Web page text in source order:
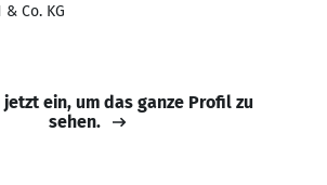
Co. KG
jetzt ein, um das ganze Profil zu
sehen.